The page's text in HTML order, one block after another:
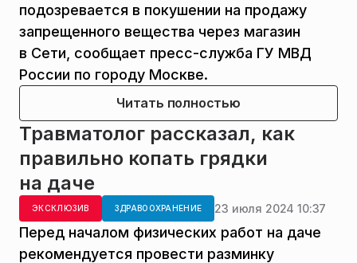
подозревается в покушении на продажу
запрещенного вещества через магазин
в Сети, сообщает пресс-служба ГУ МВД
России по городу Москве.
Читать полностью
Травматолог рассказал, как
правильно копать грядки
на даче
ЭКСКЛЮЗИВ ЗДРАВООХРАНЕНИЕ 23 июля 2024 10:37
Перед началом физических работ на даче
рекомендуется провести разминку